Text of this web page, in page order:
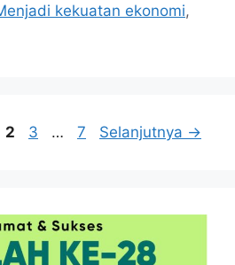
kekuatan ekonomi,
Halaman
2 Halaman
3 … Halaman
7 Selanjutnya →